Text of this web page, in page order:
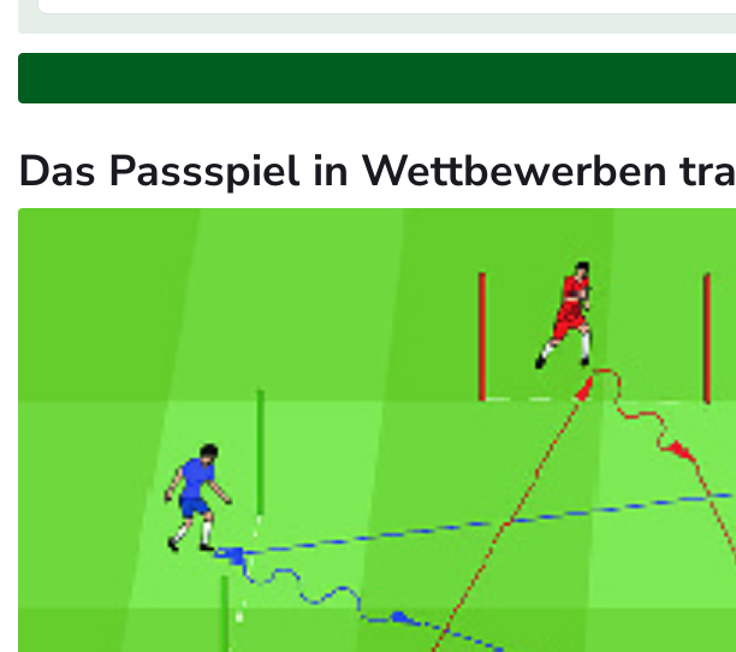
Das Passspiel in Wettbewerben